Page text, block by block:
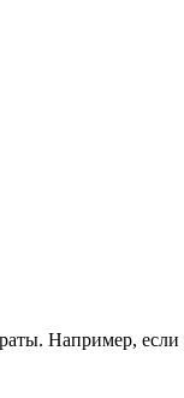
Например,